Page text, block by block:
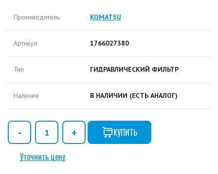
Производитель KOMATSU
Артикул 1766027380
Тип ГИДРАВЛИЧЕСКИЙ ФИЛЬТР
Наличие В НАЛИЧИИ (ЕСТЬ АНАЛОГ)
КУПИТЬ
Уточнить цену